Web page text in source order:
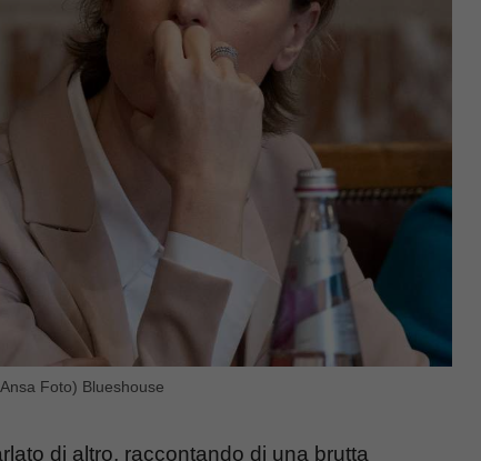
Foto) Blueshouse
di altro, raccontando di una brutta